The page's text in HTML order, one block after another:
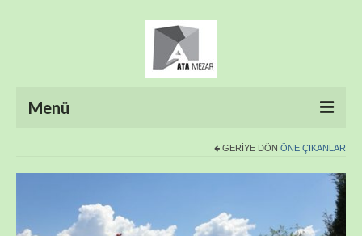
Menü
ÜRÜNLER
GERIYE DÖN ÖNE ÇIKANLAR